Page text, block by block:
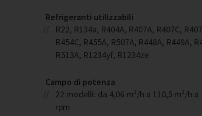
Refrigeranti utilizzabili
R22, R134a, R404A, R407A, R407C,
R454C, R455A, R507A, R448A, R449A,
R513A, R1234yf, R1234ze
Campo di potenza
22 modelli: da 4,06 m³/h a 110,5 m³/h a
rpm